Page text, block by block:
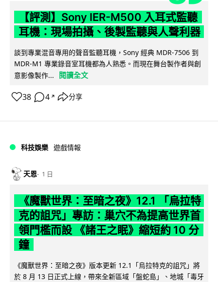
【評測】Sony IER-M500 入耳式監聽
耳機：現場拍攝、後製監聽與人聲利器
談到專業混音專用的聲音監聽耳機，Sony 經典 MDR-7506 到
MDR-M1 專業錄音室耳機都為人熟悉。而現在舞台製作者與創
意影像製作...
閱讀全文
38 4 ↗ 分享
科技娛樂 遊戲情報
天恩 1 日
《魔獸世界：至暗之夜》12.1 「烏拉特
克的詛咒」專訪：巢穴不為提高世界首
領門檻而設 《諸王之眠》縮短約 10 分
鐘
《魔獸世界：至暗之夜》版本更新 12.1「烏拉特克的詛咒」將
於 8 月 13 日正式上線，帶來全新區域「盤蛇島」、地城「毒牙